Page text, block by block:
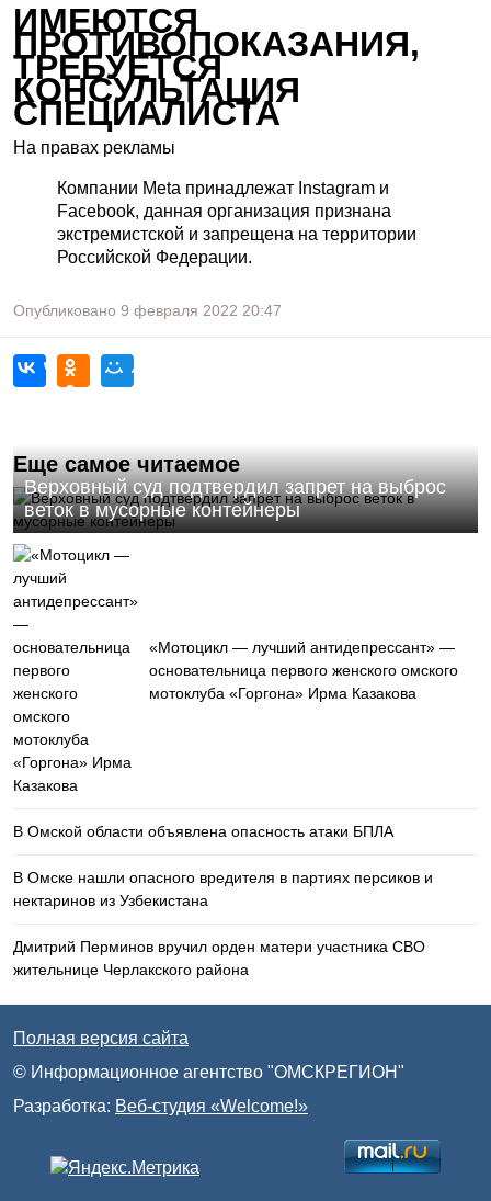
ИМЕЮТСЯ
ПРОТИВОПОКАЗАНИЯ,
ТРЕБУЕТСЯ
КОНСУЛЬТАЦИЯ
СПЕЦИАЛИСТА
На правах рекламы
Компании Meta принадлежат Instagram и
Facebook, данная организация признана
экстремистской и запрещена на территории
Российской Федерации.
Опубликовано 9 февраля 2022 20:47
Еще самое читаемое
Верховный суд подтвердил запрет на выброс
веток в мусорные контейнеры
«Мотоцикл — лучший антидепрессант» —
основательница первого женского омского
мотоклуба «Горгона» Ирма Казакова
В Омской области объявлена опасность атаки БПЛА
В Омске нашли опасного вредителя в партиях персиков и
нектаринов из Узбекистана
Дмитрий Перминов вручил орден матери участника СВО
жительнице Черлакского района
Полная версия сайта
© Информационное агентство "ОМСКРЕГИОН"
Разработка: Веб-студия «Welcome!»